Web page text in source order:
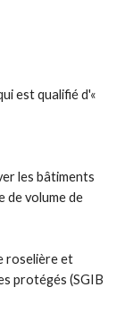
est qualifié d'«
les bâtiments
de volume de
roselière et
protégés (SGIB